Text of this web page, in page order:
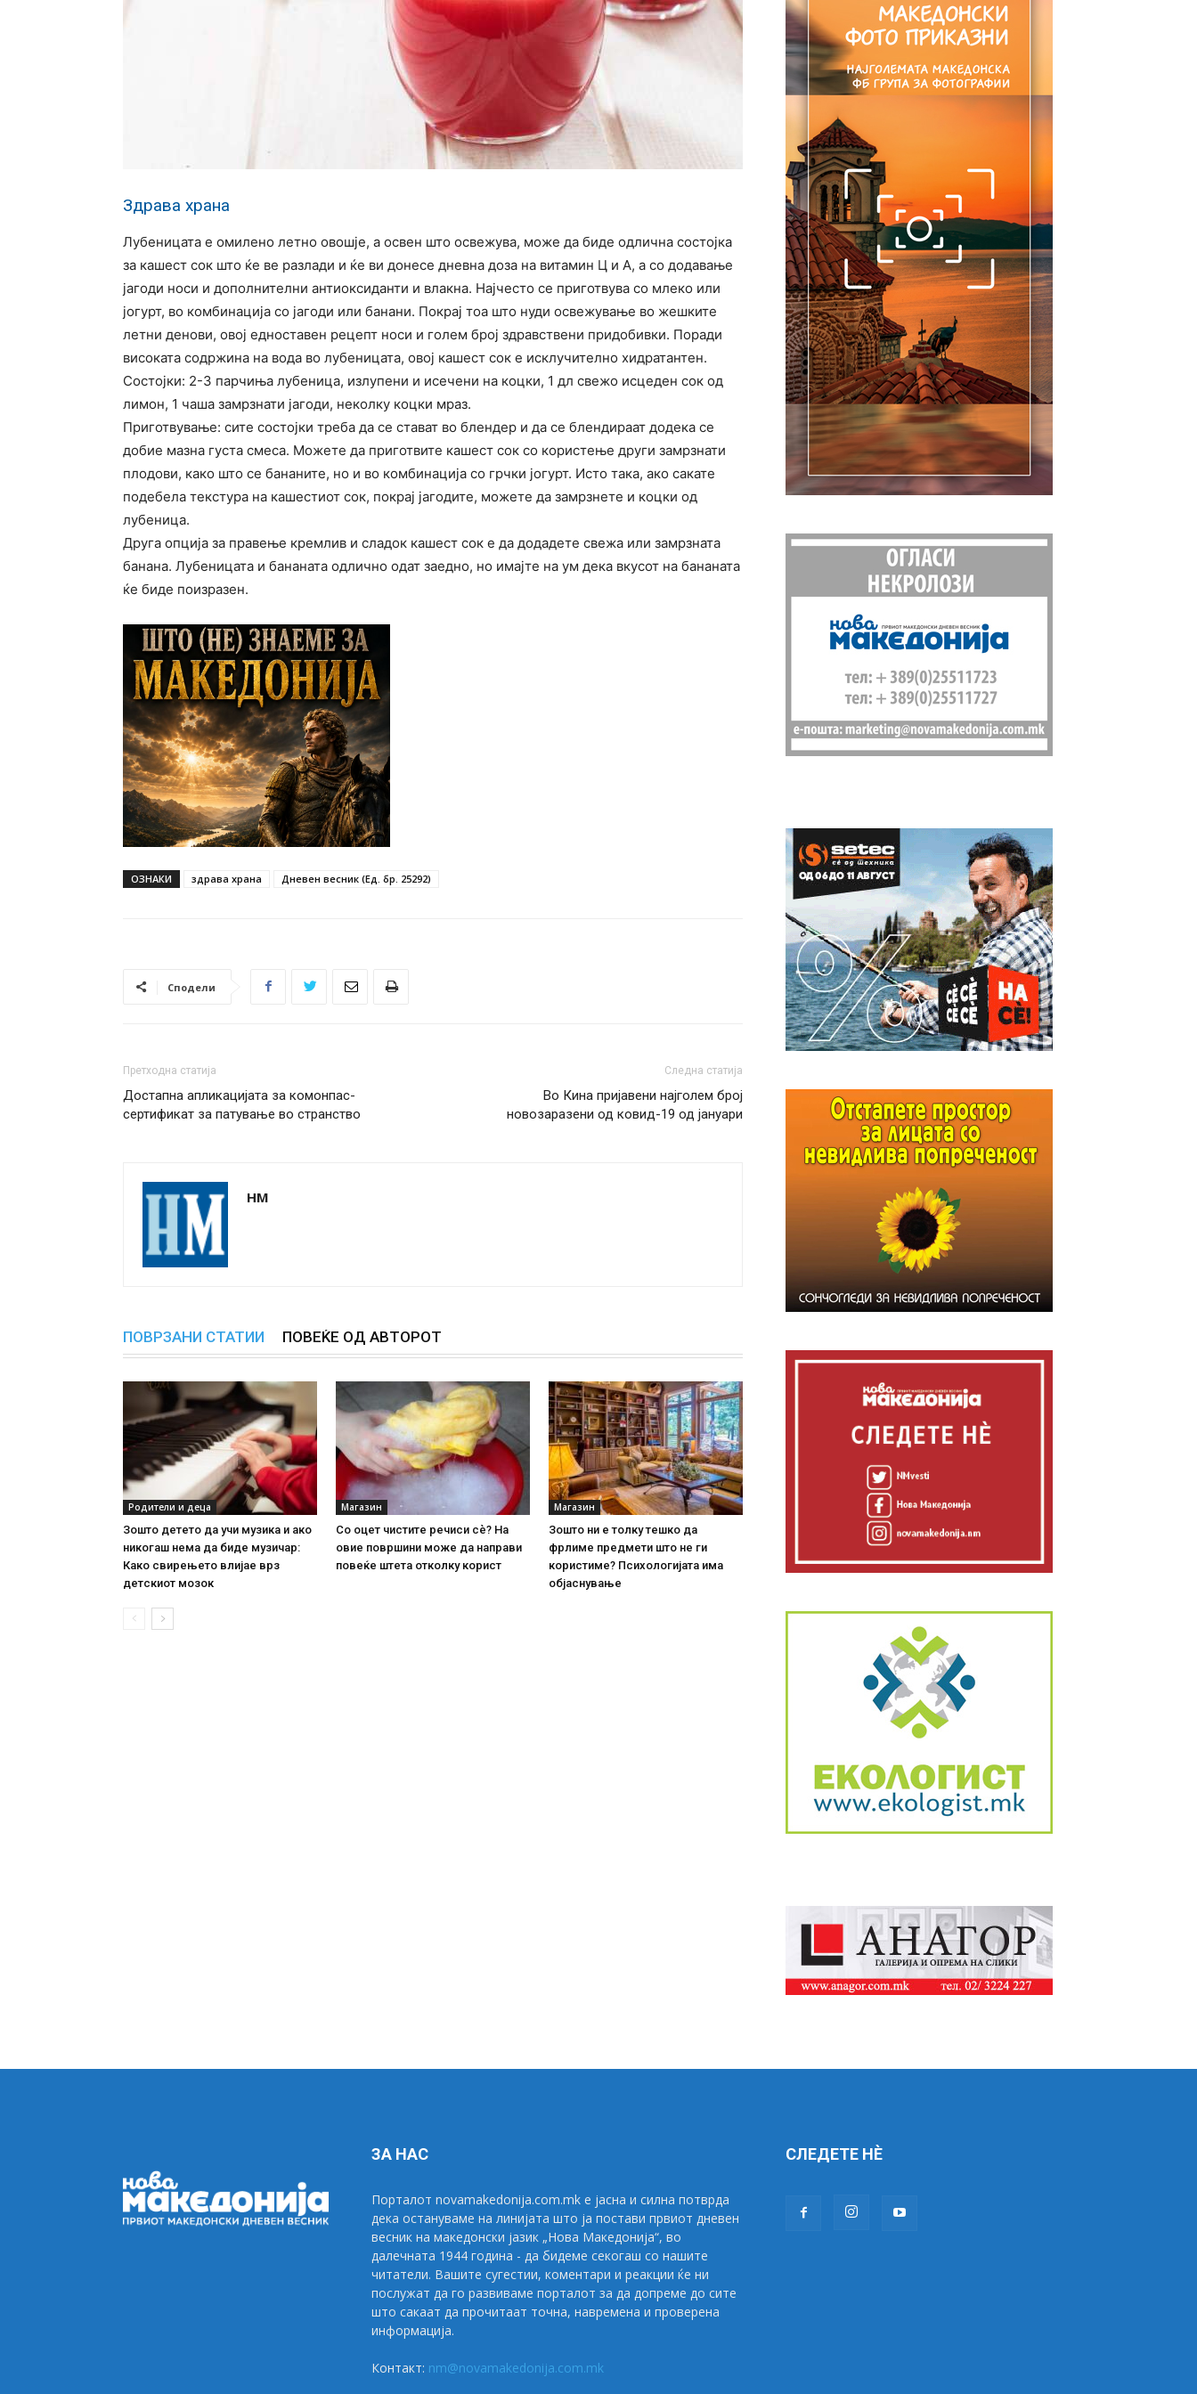
Здрава храна
Лубеницата е омилено летно овошје, а освен што освежува, може да биде одлична состојка
за кашест сок што ќе ве разлади и ќе ви донесе дневна доза на витамин Ц и А, а со додавање
јагоди носи и дополнителни антиоксиданти и влакна. Најчесто се приготвува со млеко или
јогурт, во комбинација со јагоди или банани. Покрај тоа што нуди освежување во жешките
летни денови, овој едноставен рецепт носи и голем број здравствени придобивки. Поради
високата содржина на вода во лубеницата, овој кашест сок е исклучително хидратантен.
Состојки: 2-3 парчиња лубеница, излупени и исечени на коцки, 1 дл свежо исцеден сок од
лимон, 1 чаша замрзнати јагоди, неколку коцки мраз.
Приготвување: сите состојки треба да се стават во блендер и да се блендираат додека се
добие мазна густа смеса. Можете да приготвите кашест сок со користење други замрзнати
плодови, како што се бананите, но и во комбинација со грчки јогурт. Исто така, ако сакате
подебела текстура на кашестиот сок, покрај јагодите, можете да замрзнете и коцки од
лубеница.
Друга опција за правење кремлив и сладок кашест сок е да додадете свежа или замрзната
банана. Лубеницата и бананата одлично одат заедно, но имајте на ум дека вкусот на бананата
ќе биде поизразен.
ОЗНАКИ здрава храна Дневен весник (Ед. бр. 25292)
Сподели
Претходна статија
Достапна апликацијата за комонпас-
сертификат за патување во странство
Следна статија
Во Кина пријавени најголем број
новозаразени од ковид-19 од јануари
НМ
ПОВРЗАНИ СТАТИИ ПОВЕЌЕ ОД АВТОРОТ
Родители и деца
Зошто детето да учи музика и ако
никогаш нема да биде музичар:
Како свирењето влијае врз
детскиот мозок
Магазин
Со оцет чистите речиси сè? На
овие површини може да направи
повеќе штета отколку корист
Магазин
Зошто ни е толку тешко да
фрлиме предмети што не ги
користиме? Психологијата има
објаснување
ЗА НАС
Порталот novamakedonija.com.mk е јасна и силна потврда
дека остануваме на линијата што ја постави првиот дневен
весник на македонски јазик „Нова Македонија“, во
далечната 1944 година - да бидеме секогаш со нашите
читатели. Вашите сугестии, коментари и реакции ќе ни
послужат да го развиваме порталот за да допреме до сите
што сакаат да прочитаат точна, навремена и проверена
информација.
Контакт: nm@novamakedonija.com.mk
СЛЕДЕТЕ НÈ